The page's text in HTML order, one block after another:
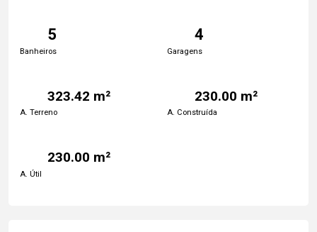
5
Banheiros
4
Garagens
323.42 m²
A. Terreno
230.00 m²
A. Construída
230.00 m²
A. Útil